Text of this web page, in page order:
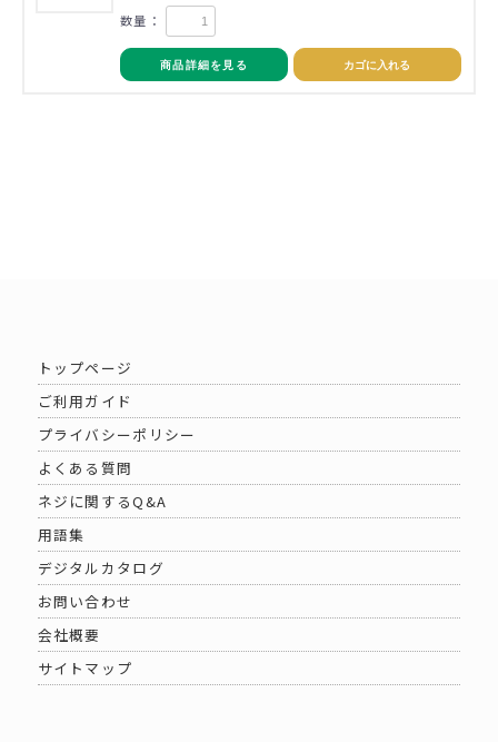
数量：
商品詳細を見る カゴに入れる
トップページ
ご利用ガイド
プライバシーポリシー
よくある質問
ネジに関するQ&A
用語集
デジタルカタログ
お問い合わせ
会社概要
サイトマップ